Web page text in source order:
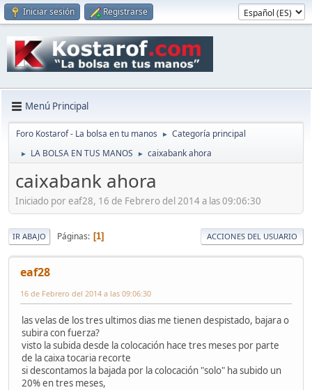
Iniciar sesión Registrarse
Menú Principal
Foro Kostarof - La bolsa en tu manos ► Categoría principal
► LA BOLSA EN TUS MANOS ► caixabank ahora
caixabank ahora
Iniciado por eaf28, 16 de Febrero del 2014 a las 09:06:30
IR ABAJO Páginas 1 ACCIONES DEL USUARIO
eaf28
16 de Febrero del 2014 a las 09:06:30
las velas de los tres ultimos dias me tienen despistado, bajara o
subira con fuerza?
visto la subida desde la colocación hace tres meses por parte
de la caixa tocaria recorte
si descontamos la bajada por la colocación "solo" ha subido un
20% en tres meses,